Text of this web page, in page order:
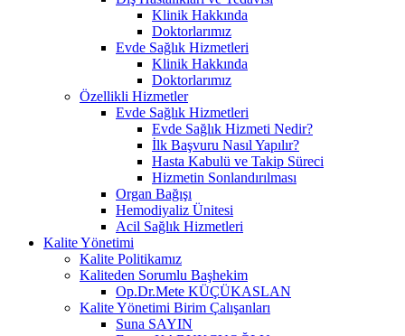
Klinik Hakkında
Doktorlarımız
Evde Sağlık Hizmetleri
Klinik Hakkında
Doktorlarımız
Özellikli Hizmetler
Evde Sağlık Hizmetleri
Evde Sağlık Hizmeti Nedir?
İlk Başvuru Nasıl Yapılır?
Hasta Kabulü ve Takip Süreci
Hizmetin Sonlandırılması
Organ Bağışı
Hemodiyaliz Ünitesi
Acil Sağlık Hizmetleri
Kalite Yönetimi
Kalite Politikamız
Kaliteden Sorumlu Başhekim
Op.Dr.Mete KÜÇÜKASLAN
Kalite Yönetimi Birim Çalışanları
Suna SAYIN